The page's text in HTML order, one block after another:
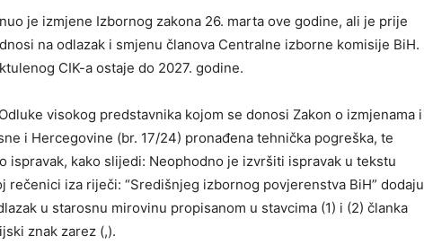
je izmjene Izbornog zakona 26. marta ove godine, ali je prije
na odlazak i smjenu članova Centralne izborne komisije BiH.
CIK-a ostaje do 2027. godine.
visokog predstavnika kojom se donosi Zakon o izmjenama i
i Hercegovine (br. 17/24) pronađena tehnička pogreška, te
ispravak, kako slijedi: Neophodno je izvršiti ispravak u tekstu
rečenici iza riječi: “Središnjeg izbornog povjerenstva BiH” dodaju
u starosnu mirovinu propisanom u stavcima (1) i (2) članka
znak zarez (,).